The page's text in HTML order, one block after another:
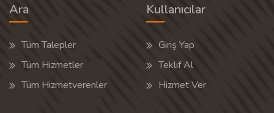
Ara
Tüm Talepler
Tüm Hizmetler
Tüm Hizmetverenler
Kullanıcılar
Giriş Yap
Teklif Al
Hizmet Ver